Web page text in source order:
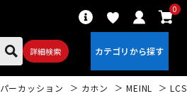
詳細検索
0
パーカッション カホン MEINL